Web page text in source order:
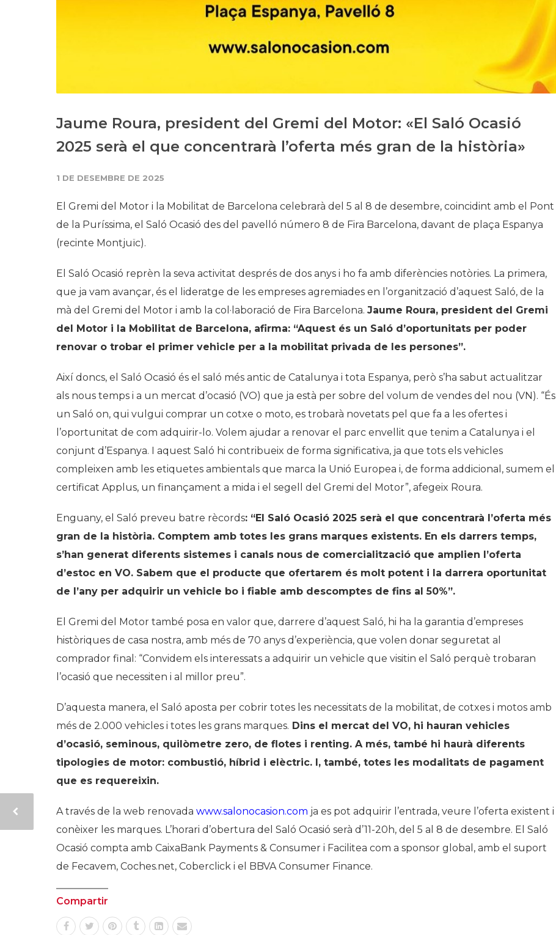
Biblioteca Arxiu
Seu Social
Jaume Roura, president del Gremi del Motor: «El Saló Ocasió
2025 serà el que concentrarà l’oferta més gran de la història»
1 DE DESEMBRE DE 2025
El Gremi del Motor i la Mobilitat de Barcelona celebrarà del 5 al 8 de desembre, coincidint amb el Pont
de la Puríssima, el Saló Ocasió des del pavelló número 8 de Fira Barcelona, davant de plaça Espanya
(recinte Montjuïc).
El Saló Ocasió reprèn la seva activitat després de dos anys i ho fa amb diferències notòries. La primera,
que ja vam avançar, és el lideratge de les empreses agremiades en l’organització d’aquest Saló, de la
mà del Gremi del Motor i amb la col·laboració de Fira Barcelona. Jaume Roura, president del Gremi
del Motor i la Mobilitat de Barcelona, afirma: “Aquest és un Saló d’oportunitats per poder
renovar o trobar el primer vehicle per a la mobilitat privada de les persones”.
Així doncs, el Saló Ocasió és el saló més antic de Catalunya i tota Espanya, però s’ha sabut actualitzar
als nous temps i a un mercat d’ocasió (VO) que ja està per sobre del volum de vendes del nou (VN). “És
un Saló on, qui vulgui comprar un cotxe o moto, es trobarà novetats pel que fa a les ofertes i
l’oportunitat de com adquirir-lo. Volem ajudar a renovar el parc envellit que tenim a Catalunya i el
conjunt d’Espanya. I aquest Saló hi contribueix de forma significativa, ja que tots els vehicles
compleixen amb les etiquetes ambientals que marca la Unió Europea i, de forma addicional, sumem el
certificat Applus, un finançament a mida i el segell del Gremi del Motor”, afegeix Roura.
Enguany, el Saló preveu batre rècords: “El Saló Ocasió 2025 serà el que concentrarà l’oferta més
gran de la història. Comptem amb totes les grans marques existents. En els darrers temps,
s’han generat diferents sistemes i canals nous de comercialització que amplien l’oferta
d’estoc en VO. Sabem que el producte que ofertarem és molt potent i la darrera oportunitat
de l’any per adquirir un vehicle bo i fiable amb descomptes de fins al 50%”.
El Gremi del Motor també posa en valor que, darrere d’aquest Saló, hi ha la garantia d’empreses
històriques de casa nostra, amb més de 70 anys d’experiència, que volen donar seguretat al
comprador final: “Convidem els interessats a adquirir un vehicle que visitin el Saló perquè trobaran
l’ocasió que necessiten i al millor preu”.
D’aquesta manera, el Saló aposta per cobrir totes les necessitats de la mobilitat, de cotxes i motos amb
més de 2.000 vehicles i totes les grans marques. Dins el mercat del VO, hi hauran vehicles
d’ocasió, seminous, quilòmetre zero, de flotes i renting. A més, també hi haurà diferents
tipologies de motor: combustió, híbrid i elèctric. I, també, totes les modalitats de pagament
que es requereixin.
A través de la web renovada www.salonocasion.com ja es pot adquirir l’entrada, veure l’oferta existent i
conèixer les marques. L’horari d’obertura del Saló Ocasió serà d’11-20h, del 5 al 8 de desembre. El Saló
Ocasió compta amb CaixaBank Payments & Consumer i Facilitea com a sponsor global, amb el suport
de Fecavem, Coches.net, Coberclick i el BBVA Consumer Finance.
Compartir